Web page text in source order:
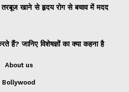
तरबूज खाने से हृदय रोग से बचाव में मदद
जानिए विशेषज्ञों का क्या कहना है
About us
Bollywood